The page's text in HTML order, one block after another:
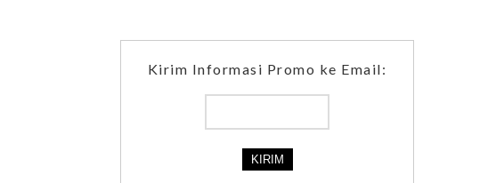
Kirim Informasi Promo ke Email: